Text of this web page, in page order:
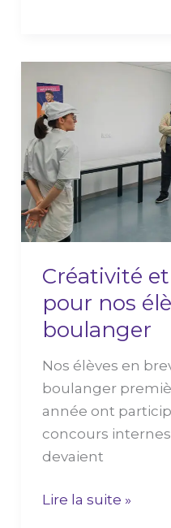
Créativité
pour nos
boulanger
Nos élèves en
boulanger
année ont
concours
devaient
et
anti-
gaspi
pour
nos
élèves
en
boulanger
Lire la suite »